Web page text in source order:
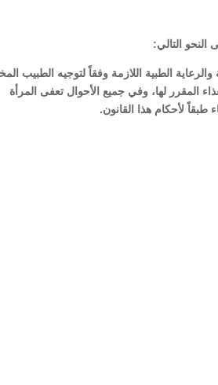
والرعاية الطبية اللازمة وفقاً لتوجيه الطبيب
المقرر لها، وفي جميع الأحوال تعفى المرأة
طبقاً لأحكام هذا القانون.